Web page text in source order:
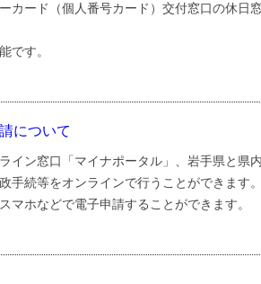
カード（個人番号カード）交付窓口の休日
です。
について
イン窓口「マイナポータル」、岩手県と県
手続等をオンラインで行うことができます。
マホなどで電子申請することができます。